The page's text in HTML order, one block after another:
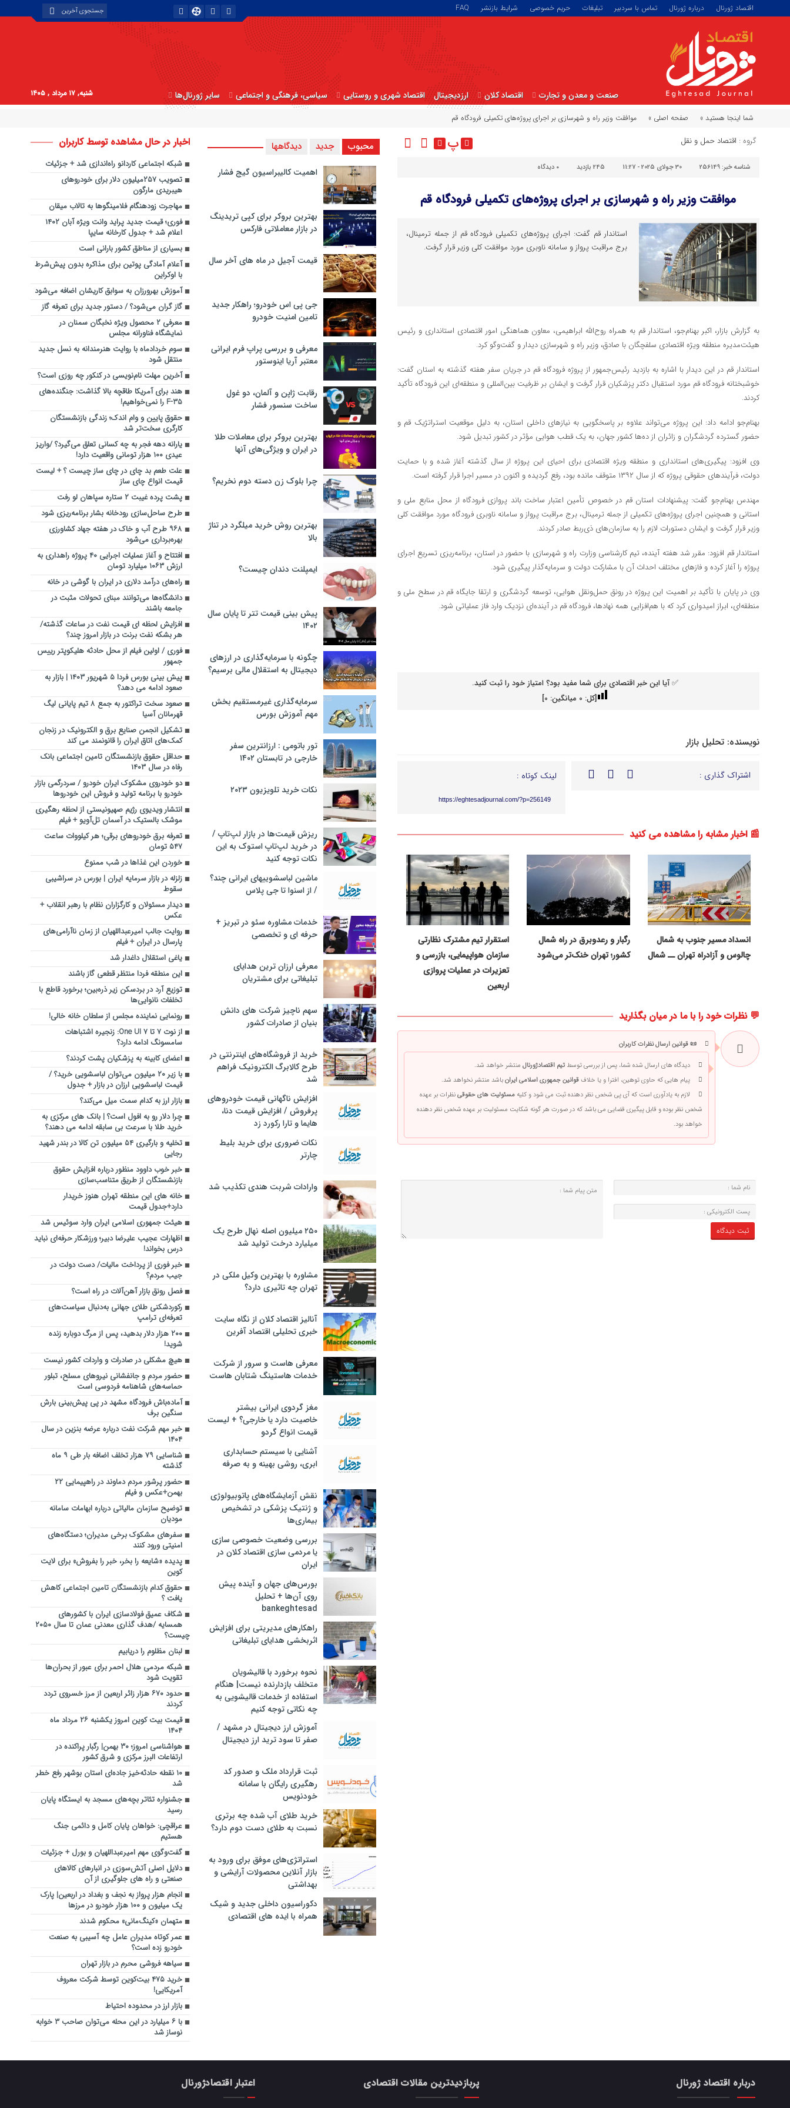
اقتصاد ژورنال درباره ژورنال تماس با سردبیر تبلیغات حریم خصوصی شرایط بازنشر FAQ
صنعت و معدن و تجارت اقتصاد کلان ارزدیجیتال اقتصاد شهری و روستایی سیاسی، فرهنگی و اجتماعی سایر ژورنال‌ها شنبه, ۱۷ مرداد , ۱۴۰۵
شما اینجا هستید » صفحه اصلی » موافقت وزیر راه و شهرسازی بر اجرای پروژه‌های تکمیلی فرودگاه قم
گروه : اقتصاد حمل و نقل پ
شناسه خبر: 256149 30 جولای 2025 - 11:27 245 بازدید ۰ دیدگاه
موافقت وزیر راه و شهرسازی بر اجرای پروژه‌های تکمیلی فرودگاه قم
استاندار قم گفت: اجرای پروژه‌های تکمیلی فرودگاه قم از جمله ترمینال،
برج مراقبت پرواز و سامانه ناوبری مورد موافقت کلی وزیر قرار گرفت.
به گزارش بازار، اکبر بهنام‌جو، استاندار قم به همراه روح‌الله ابراهیمی، معاون هماهنگی امور اقتصادی استانداری و رئیس
هیئت‌مدیره منطقه ویژه اقتصادی سلفچگان با صادق، وزیر راه و شهرسازی دیدار و گفت‌وگو کرد.
استاندار قم در این دیدار با اشاره به بازدید رئیس‌جمهور از پروژه فرودگاه قم در جریان سفر هفته گذشته به استان گفت:
خوشبختانه فرودگاه قم مورد استقبال دکتر پزشکیان قرار گرفت و ایشان بر ظرفیت بین‌المللی و منطقه‌ای این فرودگاه تأکید
کردند.
بهنام‌جو ادامه داد: این پروژه می‌تواند علاوه بر پاسخگویی به نیازهای داخلی استان، به دلیل موقعیت استراتژیک قم و
حضور گسترده گردشگران و زائران از ده‌ها کشور جهان، به یک قطب هوایی مؤثر در کشور تبدیل شود.
وی افزود: پیگیری‌های استانداری و منطقه ویژه اقتصادی برای احیای این پروژه از سال گذشته آغاز شده و با حمایت
دولت، فرآیندهای حقوقی پروژه که از سال ۱۳۹۲ متوقف مانده بود، رفع گردیده و اکنون در مسیر اجرا قرار گرفته است.
مهندس بهنام‌جو گفت: پیشنهادات استان قم در خصوص تأمین اعتبار ساخت باند پروازی فرودگاه از محل منابع ملی و
استانی و همچنین اجرای پروژه‌های تکمیلی از جمله ترمینال، برج مراقبت پرواز و سامانه ناوبری فرودگاه مورد موافقت کلی
وزیر قرار گرفت و ایشان دستورات لازم را به سازمان‌های ذی‌ربط صادر کردند.
استاندار قم افزود: مقرر شد هفته آینده، تیم کارشناسی وزارت راه و شهرسازی با حضور در استان، برنامه‌ریزی تسریع اجرای
پروژه را آغاز کرده و فازهای مختلف احداث آن با مشارکت دولت و سرمایه‌گذار پیگیری شود.
وی در پایان با تأکید بر اهمیت این پروژه در رونق حمل‌ونقل هوایی، توسعه گردشگری و ارتقا جایگاه قم در سطح ملی و
منطقه‌ای، ابراز امیدواری کرد که با هم‌افزایی همه نهادها، فرودگاه قم در آینده‌ای نزدیک وارد فاز عملیاتی شود.
✅ آیا این خبر اقتصادی برای شما مفید بود؟ امتیاز خود را ثبت کنید.
[کل: 0 میانگین: 0
]
نویسنده: تحلیل بازار
اشتراک گذاری : لینک کوتاه :
https://eghtesadjournal.com/?p=256149
📰 اخبار مشابه را مشاهده می کنید
انسداد مسیر جنوب به شمال
چالوس و آزادراه تهران ــ شمال
رگبار و رعدوبرق در راه شمال
کشور؛ تهران خنک‌تر می‌شود
استقرار تیم مشترک نظارتی
سازمان هواپیمایی، بازرسی و
تعزیرات در عملیات پروازی
اربعین
💬 نظرات خود را با ما در میان بگذارید
📜 قوانین ارسال نظرات کاربران
دیدگاه های ارسال شده شما، پس از بررسی توسط تیم اقتصادژورنال منتشر خواهد شد.
پیام هایی که حاوی توهین، افترا و یا خلاف قوانین جمهوری اسلامی ایرانباشد منتشر نخواهد شد.
لازم به یادآوری است که آی پی شخص نظر دهنده ثبت می شود و کلیه مسئولیت های حقوقینظرات بر عهده
شخص نظر بوده و قابل پیگیری قضایی می باشد که در صورت هر گونه شکایت مسئولیت بر عهده شخص نظر دهنده
خواهد بود.
محبوب جدید دیدگاهها
اهمیت کالیبراسیون گیج فشار
بهترین بروکر برای کپی‌ تریدینگ
در بازار معاملاتی فارکس
قیمت آجیل در ماه های آخر سال
جی پی اس خودرو؛ راهکار جدید
تامین امنیت خودرو
معرفی و بررسی پراپ فرم ایرانی
معتبر آریا اینوستور
رقابت ژاپن و آلمان، دو غول
ساخت سنسور فشار
بهترین بروکر برای معاملات طلا
در ایران و ویژگی‌های آنها
چرا بلوک زن دسته دوم نخریم؟
بهترین روش خرید میلگرد در تناژ
بالا
ایمپلنت دندان چیست؟
پیش بینی قیمت تتر تا پایان سال
۱۴۰۲
چگونه با سرمایه‌گذاری در ارزهای
دیجیتال به استقلال مالی برسیم؟
سرمایه‌گذاری غیرمستقیم بخش
مهم آموزش بورس
تور باتومی : ارزانترین سفر
خارجی در تابستان ۱۴۰۲
نکات خرید تلویزیون ۲۰۲۳
ریزش قیمت‌ها در بازار لپ‌تاپ /
در خرید لپ‌تاپ استوک به این
نکات توجه کنید
ماشین لباسشویی‎های ایرانی چند؟
/ از اسنوا تا جی پلاس
خدمات مشاوره سئو در تبریز +
حرفه ای و تخصصی
معرفی ارزان ترین هدایای
تبلیغاتی برای مشتریان
سهم ناچیز شرکت های دانش
بنیان از صادرات کشور
خرید از فروشگاه‌های اینترنتی در
طرح کالابرگ الکترونیک فراهم
شد
افزایش ناگهانی قیمت خودروهای
پرفروش / افزایش قیمت دنا،
هایما و تارا رکورد زد
نکات ضروری برای خرید بلیط
چارتر
وارادات شربت هندی تکذیب شد
۲۵۰ میلیون اصله نهال طرح یک
میلیارد درخت تولید شد
مشاوره با بهترین وکیل ملکی در
تهران چه تاثیری دارد؟
آنالیز اقتصاد کلان از نگاه سایت
خبری تحلیلی اقتصاد آفرین
معرفی هاست و سرور از شرکت
خدمات هاستینگ شتابان هاست
مغز گردوی ایرانی بیشتر
خاصیت دارد یا خارجی؟ + لیست
قیمت انواع گردو
آشنایی با سیستم حسابداری
ابری، روشی بهینه و به صرفه
نقش آزمایشگاه‌های پاتوبیولوژی
و ژنتیک پزشکی در تشخیص
بیماری‌ها
بررسی وضعیت خصوصی سازی
یا مردمی سازی اقتصاد کلان در
ایران
بورس‌های جهان و آینده پیش
روی آن‌ها + تحلیل
bankeghtesad
راهکارهای مدیریتی برای افزایش
اثربخشی هدایای تبلیغاتی
نحوه برخورد با قالیشویان
متخلف بازدارنده نیست| هنگام
استفاده از خدمات قالیشویی به
چه نکاتی توجه کنیم
آموزش ارز دیجیتال در مشهد /
صفر تا سود ترید ارز دیجیتال
ثبت قرارداد ملک و صدور کد
رهگیری رایگان با سامانه
خودنویس
خرید طلای آب شده چه برتری
نسبت به طلای دست دوم دارد؟
استراتژی‌های موفق برای ورود به
بازار آنلاین محصولات آرایشی و
بهداشتی
دکوراسیون داخلی جدید و شیک
همراه با ایده های اقتصادی
اخبار در حال مشاهده توسط کاربران
شبکه اجتماعی کاردانو راه‌اندازی شد + جزئیات
تصویب ۲۵۷میلیون دلار برای خودروهای
هیبریدی مارگون
مهاجرت زودهنگام فلامینگوها به تالاب میقان
فوری؛ قیمت جدید پراید وانت ویژه آبان ۱۴۰۲
اعلام شد + جدول کارخانه سایپا
بسیاری از مناطق کشور بارانی است
آعلام آمادگی پوتین برای مذاکره بدون پیش‌شرط
با اوکراین
آموزش بهرورزان به سوابق کاریشان اضافه می‌شود
گاز گران می‌شود؟ / دستور جدید برای تعرفه گاز
معرفی ۲ محصول ویژه نخبگان سمنان در
نمایشگاه فناورانه مجلس
سوم خردادماه با روایت هنرمندانه به نسل جدید
منتقل شود
آخرین مهلت نام‌نویسی در کنکور چه روزی است؟
هند برای آمریکا طاقچه بالا گذاشت: جنگنده‌های
F-35 را نمی‌خواهیم!
حقوق پایین و وام اندک؛ زندگی بازنشستگان
کارگری سخت‌تر شد
یارانه دهه فجر به چه کسانی تعلق می‌گیرد؟ /واریز
عیدی ۱۰۰ هزار تومانی واقعیت دارد!
علت طعم بد چای در چای ساز چیست ؟ + لیست
قیمت انواع چای ساز
پشت پرده غیبت ۲ ستاره سپاهان لو رفت
طرح ساحل‌سازی رودخانه بشار برنامه‌ریزی شود
۹۶۸ طرح آب و خاک در هفته جهاد کشاورزی
بهره‌برداری می‌شود
افتتاح و آغاز عملیات اجرایی ۴۰ پروژه راهداری به
ارزش ۱۰۶۳ میلیارد تومان
راه‌های درآمد دلاری در ایران با گوشی در خانه
دانشگاه‌ها می‌توانند مبنای تحولات مثبت در
جامعه باشند
افزایش لحظه ای قیمت نفت در ساعات گذشته/
هر بشکه نفت برنت در بازار امروز چند؟
فوری / اولین فیلم از محل حادثه هلیکوپتر رییس
جمهور
پیش بینی بورس فردا ۵ شهریور ۱۴۰۳ | بازار به
صعود ادامه می دهد؟
صعود سخت تراکتور به جمع ۸ تیم پایانی لیگ
قهرمانان آسیا
تشکیل انجمن صنایع برق و الکترونیک در زنجان
کمک‌های اتاق ایران را قانونمند می کند
حداقل حقوق بازنشستگان تامین اجتماعی بانک
رفاه در سال ۱۴۰۳
دو خودروی مشکوک ایران خودرو / سردرگمی بازار
خودرو با برنامه تولید و فروش این خودروها
انتشار ویدیوی رژیم صهیونیستی از لحظه رهگیری
موشک بالستیک در آسمان تل‌آویو + فیلم
تعرفه برق خودروهای برقی؛ هر کیلووات ساعت
۵۴۷ تومان
خوردن این غذاها در شب ممنوع
زلزله در بازار سرمایه ایران | بورس در سراشیبی
سقوط
دیدار مسئولان و کارگزاران نظام با رهبر انقلاب +
عکس
روایت جالب امیرعبداللهیان از زمان ناآرامی‌های
پارسال در ایران + فیلم
یاغی استقلال داغدار شد
این منطقه فردا منتظر قطعی گاز باشند
توزیع آرد در بردسکن زیر ذره‌بین؛ برخورد قاطع با
تخلفات نانوایی‌ها
رونمایی نماینده مجلس از سلطان خانه خالی!
از نوت ۷ تا One UI 7: زنجیره اشتباهات
سامسونگ ادامه دارد؟
اعضای کابینه به پزشکیان پشت کردند؟
با زیر ۲۰ میلیون می‌توان لباسشویی خرید؟ /
قیمت لباسشویی ارزان در بازار + جدول
بازار ارز به کدام سمت میل می‌کند؟
چرا دلار رو به افول است؟ | بانک های مرکزی به
خرید طلا با سرعت بی سابقه ادامه می دهند؟
تخلیه و بارگیری ۵۴ میلیون تن کالا در بندر شهید
رجایی
خبر خوب داوود منظور درباره افزایش حقوق
بازنشستگان از طریق متناسب‌سازی
خانه های این منطقه تهران هنوز خریدار
دارد+جدول قیمت
هیئت جمهوری اسلامی ایران وارد سوئیس شد
اظهارات عجیب علیرضا دبیر؛ ورزشکار حرفه‌ای نباید
درس بخواند!
خبر فوری از پرداخت مالیات/ دست دولت در
جیب مردم؟
فصل رونق بازار آهن‌آلات در راه است؟
رکوردشکنی طلای جهانی به‌دنبال سیاست‌های
تعرفه‌ای ترامپ
۲۰۰ هزار دلار بدهید، پس از مرگ دوباره زنده
شوید!
هیچ مشکلی در صادرات و واردات کشور نیست
حضور مردم و جانفشانی نیروهای مسلح، تبلور
حماسه‌های شاهنامه فردوسی است
آماده‌باش فرودگاه مشهد در پی پیش‌بینی‌ بارش
سنگین برف
خبر مهم شرکت نفت درباره عرضه بنزین در سال
۱۴۰۴
شناسایی ۷۹ هزار تخلف اضافه بار طی ۹ ماه
گذشته
حضور پرشور مردم دماوند در راهپیمایی ۲۲
بهمن+عکس و فیلم
توضیح سازمان مالیاتی درباره ابهامات سامانه
مودیان
سفرهای مشکوک برخی مدیران؛ دستگاه‌های
امنیتی ورود کنند
پدیده «شایعه را بخر، خبر را بفروش» برای لایت
کوین
حقوق کدام بازنشستگان تامین اجتماعی کاهش
یافت ؟
شکاف عمیق فولادسازی ایران با کشورهای
همسایه /هدف گذاری معدنی عمان تا سال ۲۰۵۰
چیست؟
لبنان مظلوم را دریابیم
شبکه مردمی هلال احمر برای عبور از بحران‌ها
تقویت شود
حدود ۶۷۰ هزار زائر اربعین از مرز خسروی تردد
کردند
قیمت بیت کوین امروز یکشنبه ۲۶ مرداد ماه
۱۴۰۴
هواشناسی امروز؛ ۳۰ بهمن| رگبار پراکنده در
ارتفاعات البرز مرکزی و شرق کشور
۱۰ نقطه حادثه‌خیز جاده‌ای استان بوشهر رفع خطر
شد
جشنواره تئاتر بچه‌های مسجد به ایستگاه پایان
رسید
عراقچی: خواهان پایان کامل و دائمی جنگ
هستیم
گفت‌وگوی مهم امیرعبداللهیان و بورل + جزئیات
دلایل اصلی آتش‌سوزی در انبارهای کالاهای
صنعتی و راه های جلوگیری از آن
انجام هزار پرواز به نجف و بغداد در اربعین| پارک
یک میلیون و ۱۰۰ هزار خودرو در مرزها
متهمان «کینگ‌مانی» محکوم شدند
عمر کوتاه مدیران عامل چه آسیبی به صنعت
خودرو زده است؟
سیاهه فروشی محرم در بازار تهران
خرید ۴۷۵ بیت‌کوین توسط شرکت معروف
آمریکایی!
بازار ارز در محدوده احتیاط
با ۶ میلیارد در این محله می‌توان صاحب ۳ خوابه
نوساز شد
درباره اقتصاد ژورنال پربازدیدترین مقالات اقتصادی اعتبار اقتصادژورنال